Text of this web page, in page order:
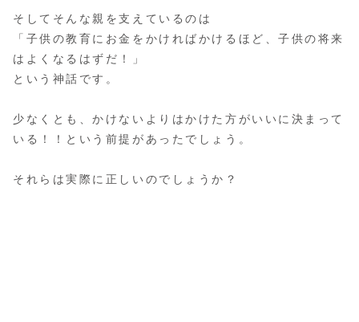
そしてそんな親を支えているのは
「子供の教育にお金をかければかけるほど、子供の将来
はよくなるはずだ！」
という神話です。
少なくとも、かけないよりはかけた方がいいに決まって
いる！！という前提があったでしょう。
それらは実際に正しいのでしょうか？